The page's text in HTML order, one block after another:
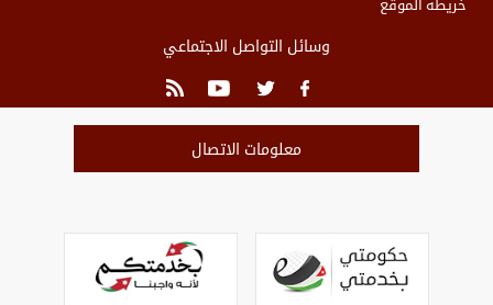
خريطة الموقع
وسائل التواصل الاجتماعي
معلومات الاتصال